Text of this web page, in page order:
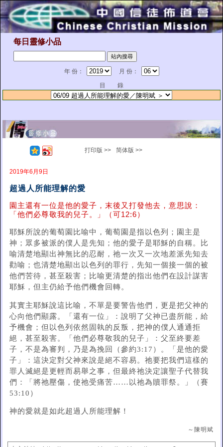
每日靈修小品
年 份：
月 份：
目 錄
打印版 >> 简体版 >>
2019年6月9日
超過人所能理解的愛
園主還有一位是他的愛子，末後又打發他去，意思說：
「他們必尊敬我的兒子。」（可12:6）
耶穌所說的葡萄園比喻中，葡萄園是指以色列；園主是
神；眾多被派的僕人是先知；他的愛子是耶穌的自稱。比
喻清楚地顯出神無比的忍耐，祂一次又一次地差派先知去
勸喻；也清楚地顯出以色列的罪行，先知一個接一個的被
他們苦待，甚至殺害；比喻更清楚的指出他們在設計謀害
耶穌，但主仍給予他們機會回轉。
其實主耶穌說這比喻，不單是要警告他們，更是把父神的
心向他們顯露。「還有一位」：說明了父神已盡所能，給
予機會；但以色列依然固執的反叛，把神的僕人通通拒
絕，甚至殺害。「他們必尊敬我的兒子」：父至終要差
子，不是為審判，乃是為挽回（參約3:17）。「是他的愛
子」：這決定對父神來說是絕不容易。祂要把我們這樣的
罪人滅絕是更輕而易舉之事，但最終祂決定讓聖子代替我
們：「將祂壓傷，使祂受痛苦……以祂為贖罪祭。」（賽
53:10）
神的愛就是如此超過人所能理解！
～陳明斌